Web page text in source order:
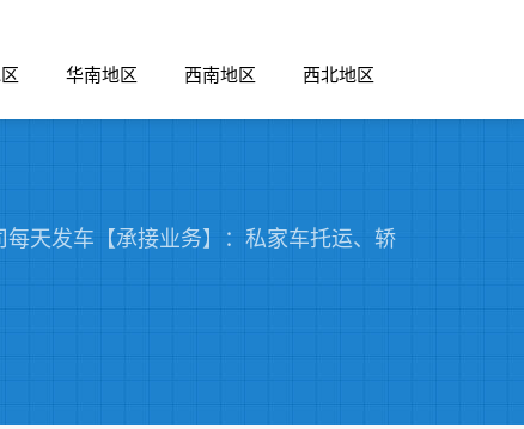
华南地区 西南地区 西北地区
天发车【承接业务】：私家车托运、轿